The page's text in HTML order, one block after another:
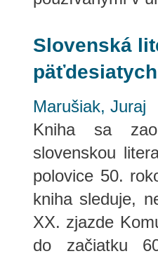
Slovenská
Marušiak, Juraj
Kniha sa
slovenskou
polovice 50.
kniha sleduje,
XX. zjazde
do začiatku